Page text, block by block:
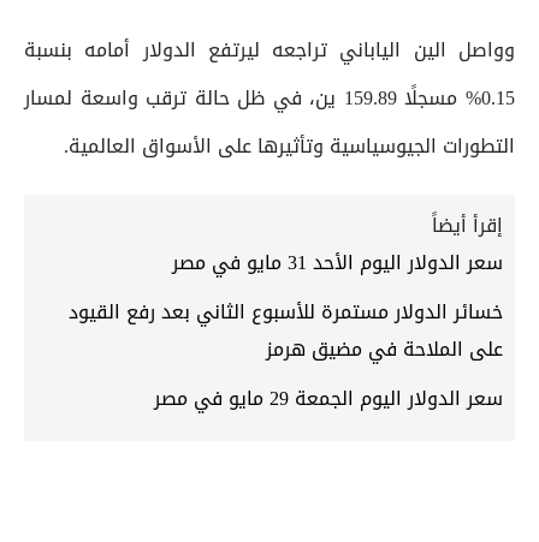
وواصل الين الياباني تراجعه ليرتفع الدولار أمامه بنسبة
0.15% مسجلًا 159.89 ين، في ظل حالة ترقب واسعة لمسار
التطورات الجيوسياسية وتأثيرها على الأسواق العالمية.
إقرأ أيضاً
سعر الدولار اليوم الأحد 31 مايو في مصر
خسائر الدولار مستمرة للأسبوع الثاني بعد رفع القيود
على الملاحة في مضيق هرمز
سعر الدولار اليوم الجمعة 29 مايو في مصر